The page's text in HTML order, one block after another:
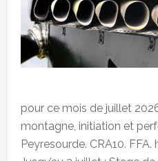
pour ce mois de juillet
montagne, initiation et
Peyresourde. CRA10.